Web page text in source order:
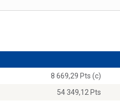
8 669,29 Pts (c)
54 349,12 Pts